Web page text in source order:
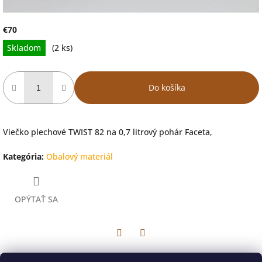
€70
Jednotková
cena:
Skladom (2 ks)
Do košíka
Viečko plechové TWIST 82 na 0,7 litrový pohár Faceta,
Kategória: Obalový materiál
OPÝTAŤ SA
FacebookTwitter